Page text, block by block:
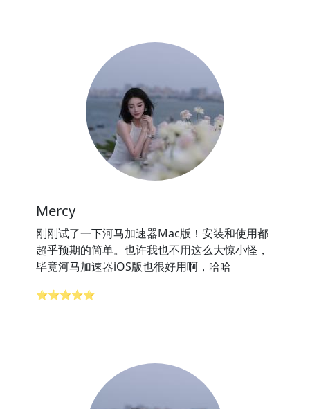
Mercy
刚刚试了一下河马加速器Mac版！安装和使用都
超乎预期的简单。也许我也不用这么大惊小怪，
毕竟河马加速器iOS版也很好用啊，哈哈
⭐⭐⭐⭐⭐